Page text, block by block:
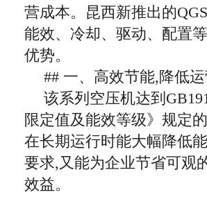
营成本。昆西新推出的
能效、冷却、驱动、配置
优势。
## 一、高效节能,降低
该系列空压机达到
限定值及能效等级》规定
在长期运行时能大幅降低
要求,又能为企业节省可观
效益。